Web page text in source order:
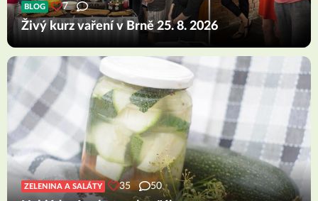
BLOG 7
Živý kurz vaření v Brně 25. 8. 2026
ZELENINA A SALÁTY 35 50